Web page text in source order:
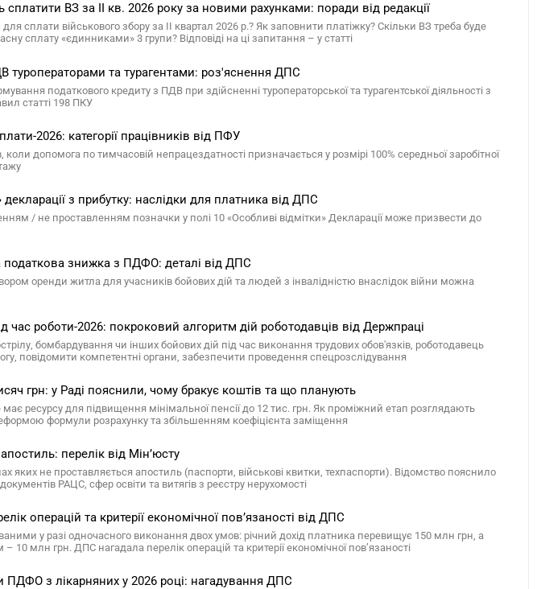
ВЗ за ІІ кв. 2026 року за новими рахунками: поради від редакції
сплати військового збору за ІІ квартал 2026 р.? Як заповнити платіжку? Скільки ВЗ треба буде
сплату «єдинниками» 3 групи? Відповіді на ці запитання – у статті
туроператорами та турагентами: роз'яснення ДПС
податкового кредиту з ПДВ при здійсненні туроператорської та турагентської діяльності з
статті 198 ПКУ
2026: категорії працівників від ПФУ
допомога по тимчасовій непрацездатності призначається у розмірі 100% середньої заробітної
з прибутку: наслідки для платника від ДПС
/ не проставленням позначки у полі 10 «Особливі відмітки» Декларації може призвести до
податкова знижка з ПДФО: деталі від ДПС
оренди житла для учасників бойових дій та людей з інвалідністю внаслідок війни можна
час роботи-2026: покроковий алгоритм дій роботодавців від Держпраці
бомбардування чи інших бойових дій під час виконання трудових обов'язків, роботодавець
повідомити компетентні органи, забезпечити проведення спецрозслідування
грн: у Раді пояснили, чому бракує коштів та що планують
ресурсу для підвищення мінімальної пенсії до 12 тис. грн. Як проміжний етап розглядають
формули розрахунку та збільшенням коефіцієнта заміщення
перелік від Мін’юсту
яких не проставляється апостиль (паспорти, військові квитки, техпаспорти). Відомство пояснило
РАЦС, сфер освіти та витягів з реєстру нерухомості
операцій та критерії економічної пов’язаності від ДПС
у разі одночасного виконання двох умов: річний дохід платника перевищує 150 млн грн, а
10 млн грн. ДПС нагадала перелік операцій та критерії економічної пов’язаності
ПДФО з лікарняних у 2026 році: нагадування ДПС